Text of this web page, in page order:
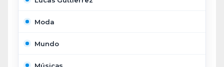
Moda
Mundo